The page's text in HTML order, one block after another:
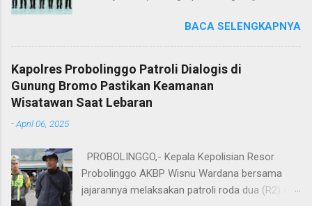
Aula Sarja Arya Racana Polres Bangkalan, Rabu
(07/01/2026). Upacara tersebut menjadi
momen penting bagi jajaran Polres Bangkalan,
bukan hanya sebagai pergantian jabatan
struktural, tetapi juga sebagai bentuk regenerasi
jabatan Kabag Log Polres Bangkalan untuk
mengemban amanah baru sebagai Wakapolres
Sampang. Jabatan Kabag Log Polres Bangkalan
BACA SELENGKAPNYA
Kapolres Probolinggo Patroli Dialogis di
Gunung Bromo Pastikan Keamanan
Wisatawan Saat Lebaran
-April 06, 2025
PROBOLINGGO,- Kepala Kepolisian Resor
Probolinggo AKBP Wisnu Wardana bersama
jajarannya melaksakan patroli roda dua (R2) di